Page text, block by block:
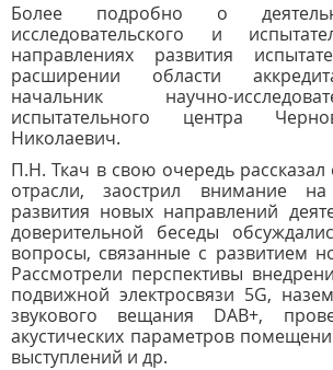
Более подробно о
исследовательского и
направлениях развития
расширении области
начальник научно-
испытательного центра
Николаевич.
П.Н. Ткач в свою очередь рассказал
отрасли, заострил внимание на
развития новых направлений
доверительной беседы
вопросы, связанные с развитием
Рассмотрели перспективы
подвижной электросвязи 5G,
звукового вещания DAB+,
акустических параметров
выступлений и др.